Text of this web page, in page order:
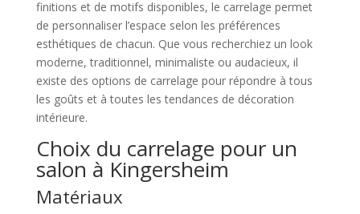
finitions et de motifs disponibles, le carrelage permet
de personnaliser l’espace selon les préférences
esthétiques de chacun. Que vous recherchiez un look
moderne, traditionnel, minimaliste ou audacieux, il
existe des options de carrelage pour répondre à tous
les goûts et à toutes les tendances de décoration
intérieure.
Choix du carrelage pour un
salon à Kingersheim
Matériaux